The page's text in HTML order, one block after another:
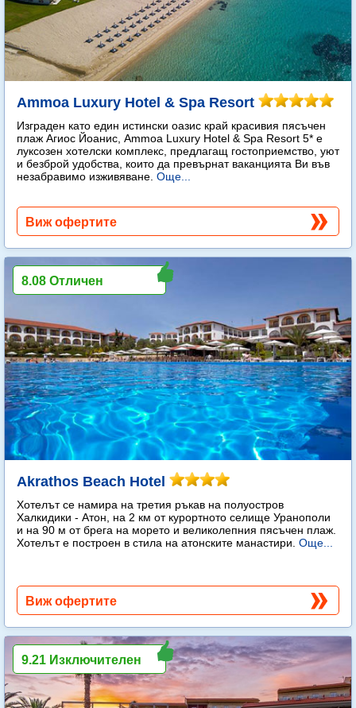
Ammoa Luxury Hotel & Spa Resort
Изграден като един истински оазис край красивия пясъчен
плаж Агиос Йоанис, Ammoa Luxury Hotel & Spa Resort 5* е
луксозен хотелски комплекс, предлагащ гостоприемство, уют
и безброй удобства, които да превърнат ваканцията Ви във
незабравимо изживяване. Още...
Виж офертите
Akrathos Beach Hotel
Хотелът се намира на третия ръкав на полуостров
Халкидики - Атон, на 2 км от курортното селище Уранополи
и на 90 м от брега на морето и великолепния пясъчен плаж.
Хотелът е построен в стила на атонските манастири. Още...
8.08 Отличен
Виж офертите
9.21 Изключителен